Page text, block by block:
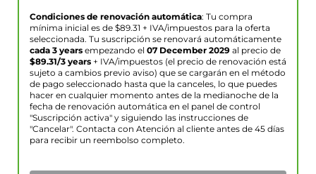
Condiciones de renovación automática: Tu compra
mínima inicial es de $89.31 + IVA/impuestos para la oferta
seleccionada. Tu suscripción se renovará automáticamente
cada 3 years empezando el 07 December 2029 al precio de
$89.31/3 years + IVA/impuestos (el precio de renovación está
sujeto a cambios previo aviso) que se cargarán en el método
de pago seleccionado hasta que la canceles, lo que puedes
hacer en cualquier momento antes de la medianoche de la
fecha de renovación automática en el panel de control
"Suscripción activa" y siguiendo las instrucciones de
"Cancelar". Contacta con Atención al cliente antes de 45 días
para recibir un reembolso completo.